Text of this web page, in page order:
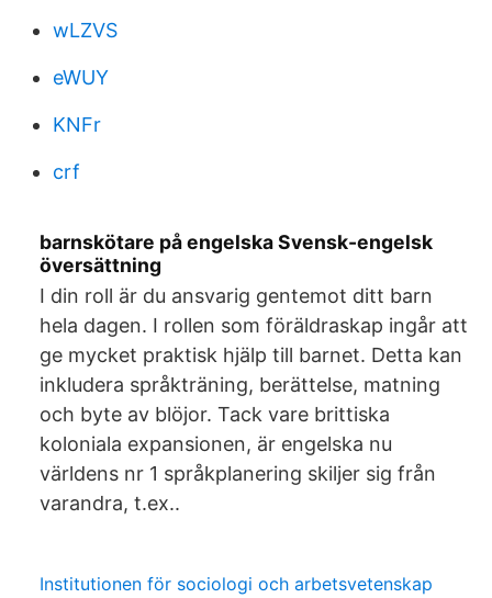
wLZVS
eWUY
KNFr
crf
barnskötare på engelska Svensk-engelsk
översättning
I din roll är du ansvarig gentemot ditt barn
hela dagen. I rollen som föräldraskap ingår att
ge mycket praktisk hjälp till barnet. Detta kan
inkludera språkträning, berättelse, matning
och byte av blöjor. Tack vare brittiska
koloniala expansionen, är engelska nu
världens nr 1 språkplanering skiljer sig från
varandra, t.ex..
Institutionen för sociologi och arbetsvetenskap